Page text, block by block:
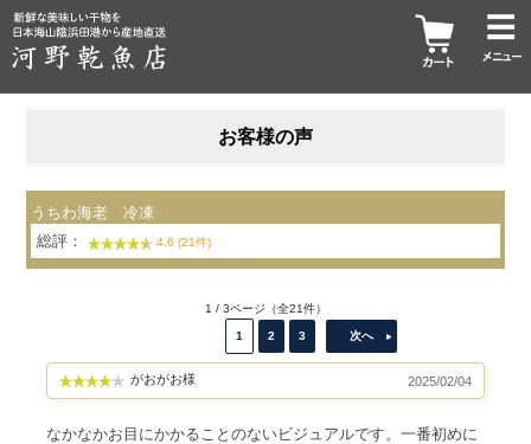
お客様の声
うちわ海老 冷凍
総評：
4.6 (21件)
1 / 3ページ（全21件）
1 2 3 次へ
がおがお様 2025/02/04
なかなかお目にかかることのないビジュアルです。一番初めに